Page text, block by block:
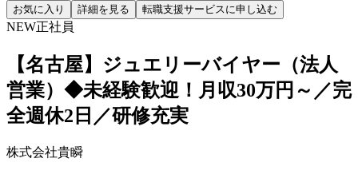
お気に入り
詳細を見る 転職支援サービスに申し込む
NEW正社員
【名古屋】ジュエリーバイヤー（法人
営業）◆未経験歓迎！月収30万円～／完
全週休2日／研修充実
株式会社貴瞬